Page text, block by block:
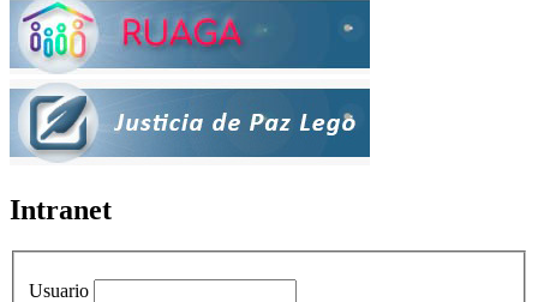
Intranet
Usuario